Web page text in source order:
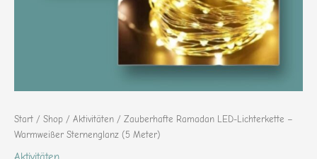
Start / Shop / Aktivitäten / Zauberhafte Ramadan LED-Lichterkette –
Warmweißer Sternenglanz (5 Meter)